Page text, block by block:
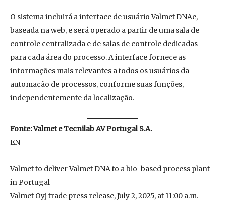
O sistema incluirá a interface de usuário Valmet DNAe,
baseada na web, e será operado a partir de uma sala de
controle centralizada e de salas de controle dedicadas
para cada área do processo. A interface fornece as
informações mais relevantes a todos os usuários da
automação de processos, conforme suas funções,
independentemente da localização.
Fonte: Valmet e Tecnilab AV Portugal S.A.
EN
Valmet to deliver Valmet DNA to a bio-based process plant
in Portugal
Valmet Oyj trade press release, July 2, 2025, at 11:00 a.m.